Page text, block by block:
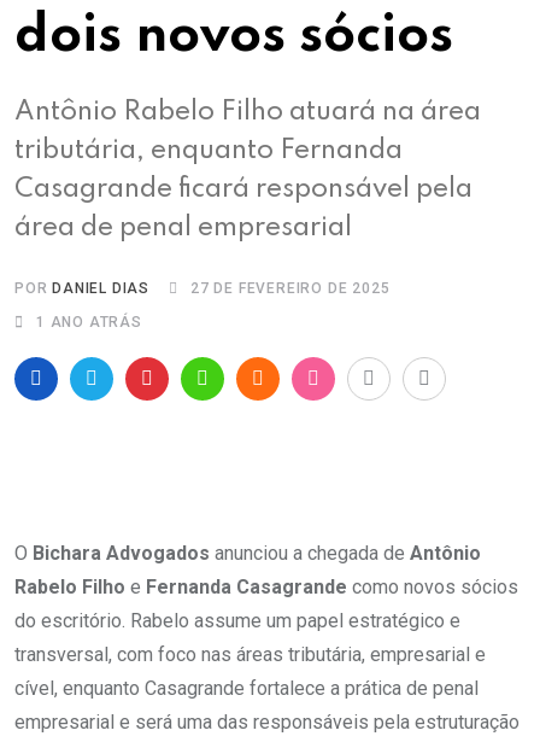
dois novos sócios
Antônio Rabelo Filho atuará na área
tributária, enquanto Fernanda
Casagrande ficará responsável pela
área de penal empresarial
POR DANIEL DIAS
27 DE FEVEREIRO DE 2025
1 ANO ATRÁS
O Bichara Advogados anunciou a chegada de Antônio
Rabelo Filho e Fernanda Casagrande como novos sócios
do escritório. Rabelo assume um papel estratégico e
transversal, com foco nas áreas tributária, empresarial e
cível, enquanto Casagrande fortalece a prática de penal
empresarial e será uma das responsáveis pela estruturação